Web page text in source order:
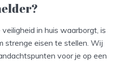
in huis waarborgt, is
strenge eisen te stellen. Wij
voor je op een